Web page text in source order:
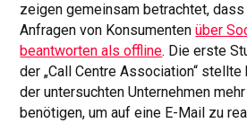
zeigen gemeinsam betrachtet, dass
Anfragen von Konsumentenüber
beantworten als offline. Die erste
der „Call Centre Association“ stellte
der untersuchten Unternehmen
benötigen, um auf eine E-Mail zu